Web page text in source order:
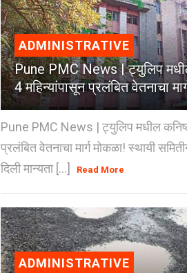
ADMINISTRATIVE
Pune PMC News | ट्युलिप
4 महिन्यांपासून प्रलंबित वेतनाचा
Pune PMC News | ट्युलिप मधील कनिष्ठ
प्रलंबित वेतनाचा मार्ग मोकळा! स्थायी
दिली मान्यता [...]
Read More
ADMINISTRATIVE